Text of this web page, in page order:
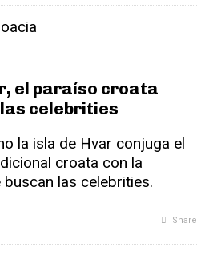
el paraíso croata
celebrities
la isla de Hvar conjuga el
croata con la
las celebrities.
Share